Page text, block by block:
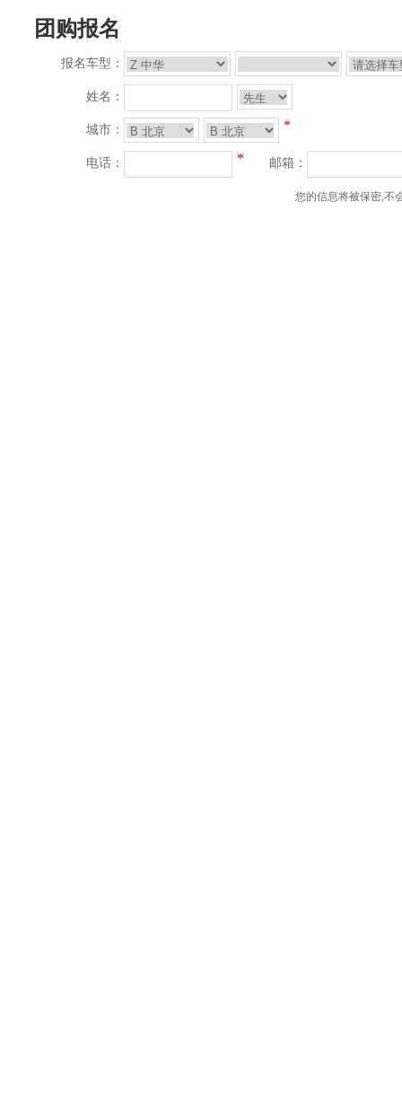
团购报名
报名车型：
姓名：
城市： *
电话： * 邮箱：
您的信息将被保密,不